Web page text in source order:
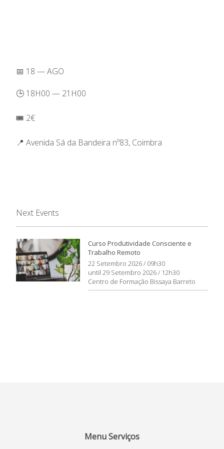
📅 18 — AGO
🕒 18H00 — 21H00
🎟️ 2€
📍 Avenida Sá da Bandeira nº83, Coimbra
Next Events
Curso Produtividade Consciente e
Trabalho Remoto
22 Setembro 2026 / 09h30
until 29 Setembro 2026 / 12h30
Centro de Formação Bissaya Barreto
Menu Serviços